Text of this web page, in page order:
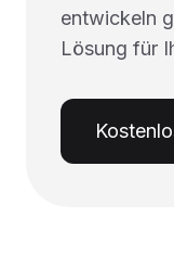
entwickeln
Lösung für